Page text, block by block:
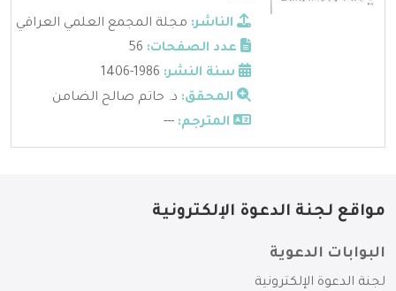
الناشر: مجلة المجمع العلمي العراقي
عدد الصفحات:
سنة النشر:
المحقق: د. حاتم صالح الضامن
المترجم: ---
مواقع لجنة الدعوة الإلكترونية
البوابات الدعوية
لجنة الدعوة الإلكترونية